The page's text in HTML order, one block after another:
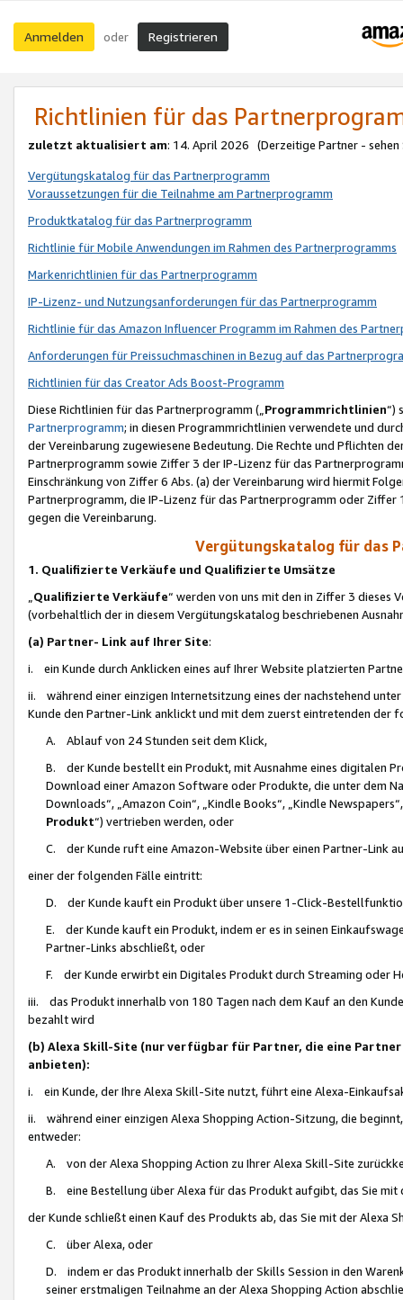
Anmelden oder Registrieren
Richtlinien für das
zuletzt aktualisiert am: 14. April 2026 (Derzeitige Partner - sehen
Vergütungskatalog für das Partnerprogramm
Voraussetzungen für die Teilnahme am Partnerprogramm
Produktkatalog für das Partnerprogramm
Richtlinie für Mobile Anwendungen im Rahmen des Partnerprogramms
Markenrichtlinien für das Partnerprogramm
IP-Lizenz- und Nutzungsanforderungen für das Partnerprogramm
Richtlinie für das Amazon Influencer Programm im Rahmen des
Anforderungen für Preissuchmaschinen in Bezug auf das
Richtlinien für das Creator Ads Boost-Programm
Diese Richtlinien für das Partnerprogramm („Programmrichtlinien“)
Partnerprogramm; in diesen Programmrichtlinien verwendete und
der Vereinbarung zugewiesene Bedeutung. Die Rechte und Pflichten
Partnerprogramm sowie Ziffer 3 der IP-Lizenz für das
Einschränkung von Ziffer 6 Abs. (a) der Vereinbarung wird hiermit
Partnerprogramm, die IP-Lizenz für das Partnerprogramm oder
gegen die Vereinbarung.
Vergütungskatalog für das
1. Qualifizierte Verkäufe und Qualifizierte Umsätze
Qualifizierte Verkäufe“ werden von uns mit den in Ziffer 3
(vorbehaltlich der in diesem Vergütungskatalog beschriebenen
(a) Partner- Link auf Ihrer Site:
i. ein Kunde durch Anklicken eines auf Ihrer Website platzierten
ii. während einer einzigen Internetsitzung eines der nachstehend
Kunde den Partner-Link anklickt und mit dem zuerst eintretenden der
A. Ablauf von 24 Stunden seit dem Klick,
B. der Kunde bestellt ein Produkt, mit Ausnahme eines digitalen
Download einer Amazon Software oder Produkte, die unter dem
Downloads“, „Amazon Coin“, „Kindle Books“, „Kindle
Produkt“) vertrieben werden, oder
C. der Kunde ruft eine Amazon-Website über einen Partner-Link
einer der folgenden Fälle eintritt:
D. der Kunde kauft ein Produkt über unsere 1-Click-
E. der Kunde kauft ein Produkt, indem er es in seinen
Partner-Links abschließt, oder
F. der Kunde erwirbt ein Digitales Produkt durch Streaming oder
iii. das Produkt innerhalb von 180 Tagen nach dem Kauf an den
bezahlt wird
(b) Alexa Skill-Site (nur verfügbar für Partner, die eine
anbieten):
i. ein Kunde, der Ihre Alexa Skill-Site nutzt, führt eine Alexa-
ii. während einer einzigen Alexa Shopping Action-Sitzung, die
entweder:
A. von der Alexa Shopping Action zu Ihrer Alexa Skill-Site
B. eine Bestellung über Alexa für das Produkt aufgibt, das Sie mit
der Kunde schließt einen Kauf des Produkts ab, das Sie mit der Alexa
C. über Alexa, oder
D. indem er das Produkt innerhalb der Skills Session in den
seiner erstmaligen Teilnahme an der Alexa Shopping Action